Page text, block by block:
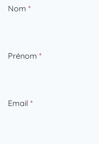
Nom *
Prénom *
Email *